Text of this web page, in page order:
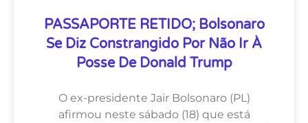
PASSAPORTE RETIDO; Bolsonaro
Se Diz Constrangido Por Não Ir À
Posse De Donald Trump
O ex-presidente Jair Bolsonaro (PL)
afirmou neste sábado (18) que está